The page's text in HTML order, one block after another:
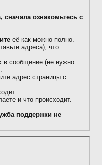
сначала ознакомьтесь с
её как можно полно.
адреса), что
в сообщение (не нужно
адрес страницы с
и что происходит.
поддержки не